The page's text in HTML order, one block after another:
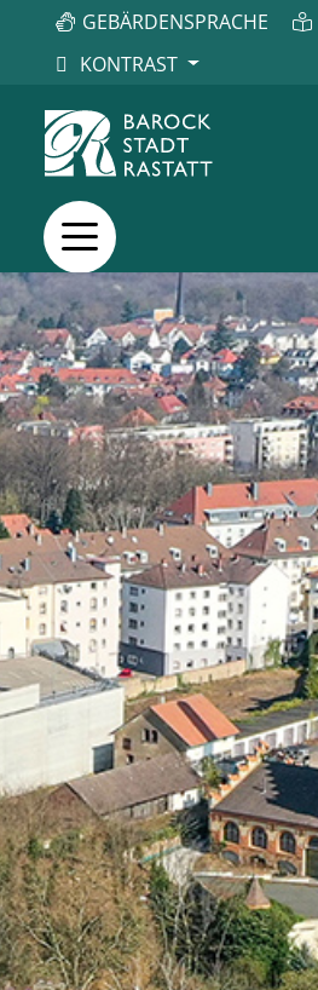
GEBÄRDENSPRACHE
KONTRAST